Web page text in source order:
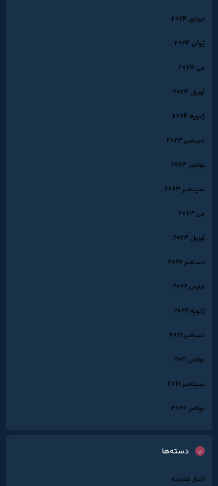
جولای 2024
ژوئن 2024
می 2024
آوریل 2024
ژانویه 2024
دسامبر 2023
نوامبر 2023
سپتامبر 2023
می 2023
آوریل 2023
دسامبر 2022
مارس 2022
ژانویه 2022
دسامبر 2021
نوامبر 2021
سپتامبر 2021
نوامبر 2020
دسته‌ها
اخبار مدرسه